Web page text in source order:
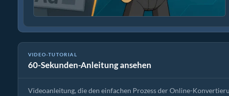
VIDEO-TUTORIAL
60-Sekunden-Anleitung ansehen
Wie man Mediendateien konvertiert
Videoanleitung, die den einfachen Prozess der Online-